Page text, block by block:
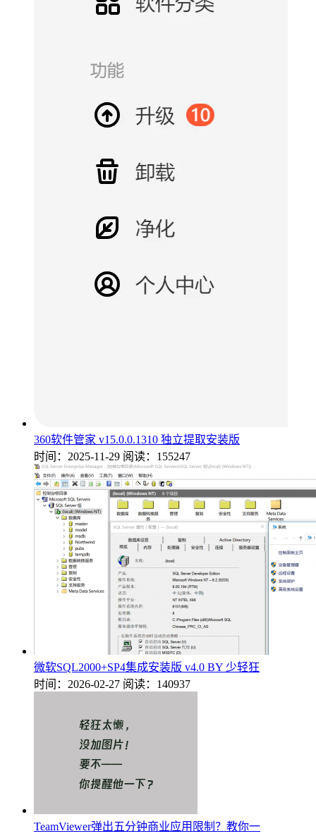
360软件管家 v15.0.0.1310 独立提取安装版
时间：2025-11-29 阅读：155247
微软SQL2000+SP4集成安装版 v4.0 BY 少轻狂
时间：2026-02-27 阅读：140937
TeamViewer弹出五分钟商业应用限制？教你一